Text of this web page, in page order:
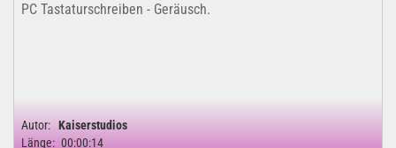
PC Tastaturschreiben - Geräusch.
Autor: Kaiserstudios
Länge: 00:00:14